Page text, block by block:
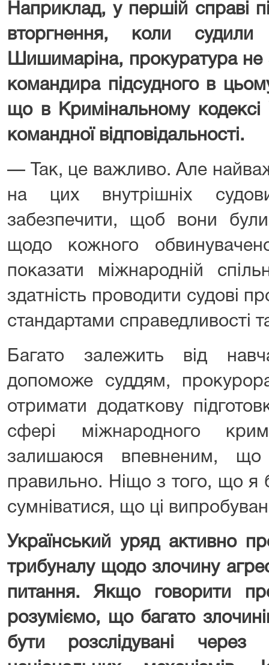
Наприклад, у першій справі
вторгнення, коли
Шишимаріна, прокуратура не
командира підсудного в
що в Кримінальному кодексі
командної відповідальності.
— Так, це важливо. Але
на цих внутрішніх
забезпечити, щоб вони
щодо кожного
показати міжнародній
здатність проводити судові
стандартами справедливості
Багато залежить від
допоможе суддям,
отримати додаткову
сфері міжнародного
залишаюся впевненим,
правильно. Ніщо з того, що я
сумніватися, що ці
Український уряд активно
трибуналу щодо злочину
питання. Якщо говорити
розуміємо, що багато
бути розслідувані через